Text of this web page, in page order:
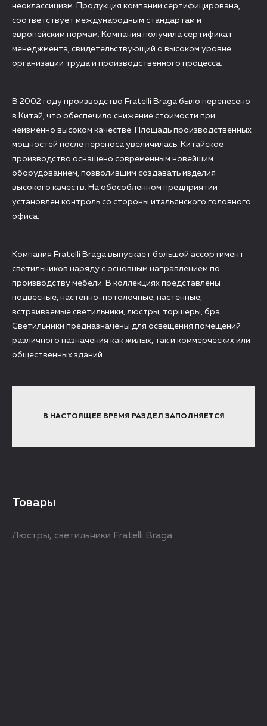
неоклассицизм. Продукция компании сертифицирована,
соответствует международным стандартам и
европейским нормам. Компания получила сертификат
менеджмента, свидетельствующий о высоком уровне
организации труда и производственного процесса.
В 2002 году производство Fratelli Braga было перенесено
в Китай, что обеспечило снижение стоимости при
неизменно высоком качестве. Площадь производственных
мощностей после переноса увеличилась. Китайское
производство оснащено современным новейшим
оборудованием, позволившим создавать изделия
высокого качеств. На обособленном предприятии
установлен контроль со стороны итальянского головного
офиса.
Компания Fratelli Braga выпускает большой ассортимент
светильников наряду с основным направлением по
производству мебели. В коллекциях представлены
подвесные, настенно-потолочные, настенные,
встраиваемые светильники, люстры, торшеры, бра.
Светильники предназначены для освещения помещений
различного назначения как жилых, так и коммерческих или
общественных зданий.
В НАСТОЯЩЕЕ ВРЕМЯ РАЗДЕЛ ЗАПОЛНЯЕТСЯ
Товары
Люстры, светильники Fratelli Braga